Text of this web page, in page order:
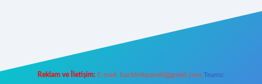
Reklam ve İletişim: E-mail: backlinkpaneli@gmail.com Teams: